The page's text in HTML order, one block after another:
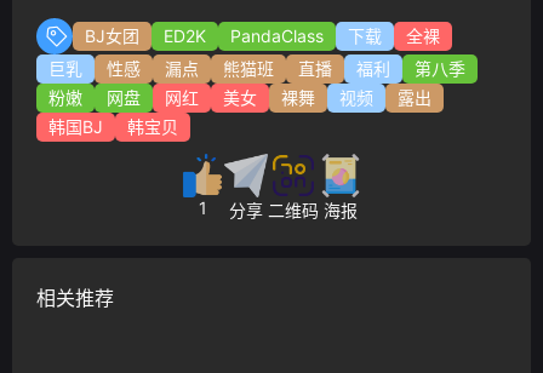
BJ女团 ED2K PandaClass 下载
全裸
巨乳
性感 漏点 熊猫班 直播 福利
第八季
粉嫩
网盘 网红 美女 裸舞 视频
露出
韩国BJ
韩宝贝
1 分享 二维码 海报
相关推荐